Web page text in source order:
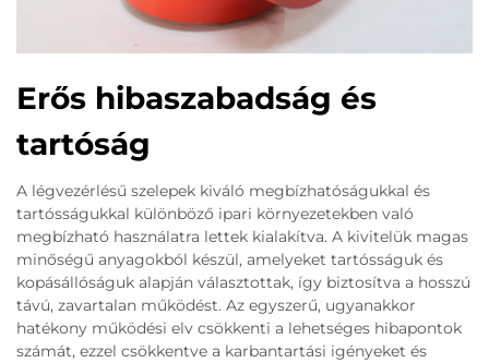
Erős hibaszabadság és
tartóság
A légvezérlésű szelepek kiváló megbízhatóságukkal és
tartósságukkal különböző ipari környezetekben való
megbízható használatra lettek kialakítva. A kivitelük magas
minőségű anyagokból készül, amelyeket tartósságuk és
kopásállóságuk alapján választottak, így biztosítva a hosszú
távú, zavartalan működést. Az egyszerű, ugyanakkor
hatékony működési elv csökkenti a lehetséges hibapontok
számát, ezzel csökkentve a karbantartási igényeket és